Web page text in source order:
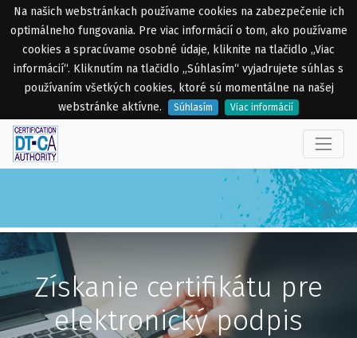
Na našich webstránkach používame cookies na zabezpečenie ich
optimálneho fungovania. Pre viac informácií o tom, ako používame
cookies a spracúvame osobné údaje, kliknite na tlačidlo „Viac
informácií“. Kliknutím na tlačidlo „Súhlasím“ vyjadrujete súhlas s
používaním všetkých cookies, ktoré sú momentálne na našej
webstránke aktívne.
Súhlasím Viac informácií
Získanie certifikátu pre
elektronický podpis